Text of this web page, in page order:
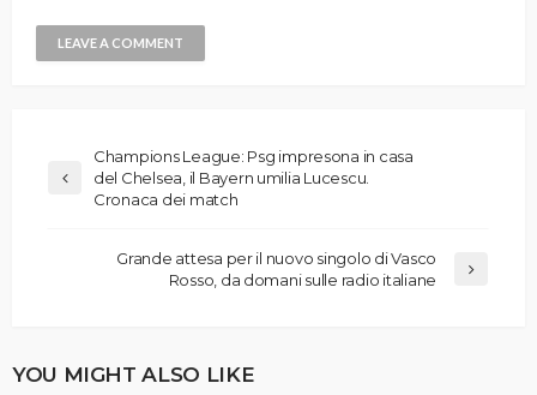
Champions League: Psg impresona in casa
del Chelsea, il Bayern umilia Lucescu.
Cronaca dei match
Grande attesa per il nuovo singolo di Vasco
Rosso, da domani sulle radio italiane
YOU MIGHT ALSO LIKE